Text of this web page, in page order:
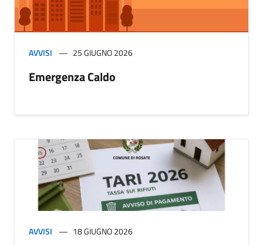
AVVISI 25 GIUGNO 2026
Emergenza Caldo
AVVISI 18 GIUGNO 2026